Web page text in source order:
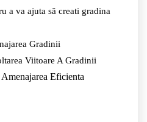
a va ajuta să creati gradina
Gradinii
Viitoare A Gradinii
Eficienta